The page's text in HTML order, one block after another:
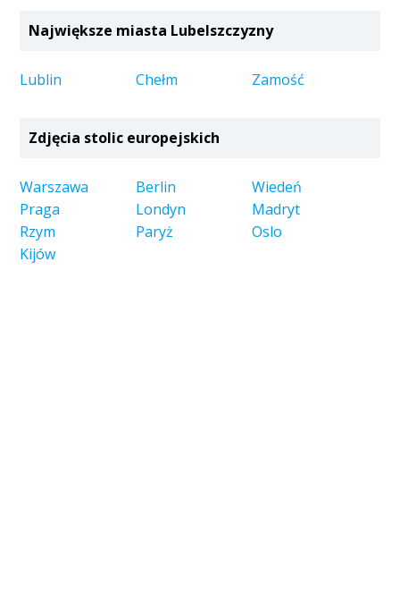
Największe miasta Lubelszczyzny
Lublin Chełm Zamość
Zdjęcia stolic europejskich
Warszawa Berlin
Wiedeń
Praga
Londyn
Madryt
Rzym
Paryż
Oslo
Kijów